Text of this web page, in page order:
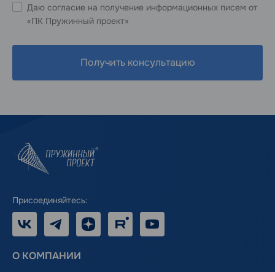
Даю согласие на получение информационных писем от
«ПК Пружинный проект»
Получить консультацию
Присоединяйтесь:
Telegram Дзен RUTUBE
О КОМПАНИИ